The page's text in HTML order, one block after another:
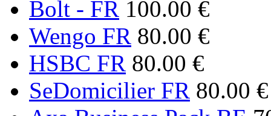
Bolt - FR 100.00 €
Wengo FR 80.00 €
HSBC FR 80.00 €
SeDomicilier FR 80.00 €